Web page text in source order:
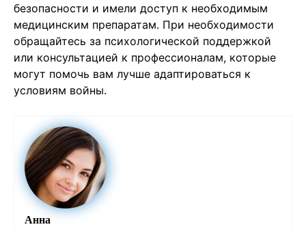
безопасности и имели доступ к необходимым
медицинским препаратам. При необходимости
обращайтесь за психологической поддержкой
или консультацией к профессионалам, которые
могут помочь вам лучше адаптироваться к
условиям войны.
Анна